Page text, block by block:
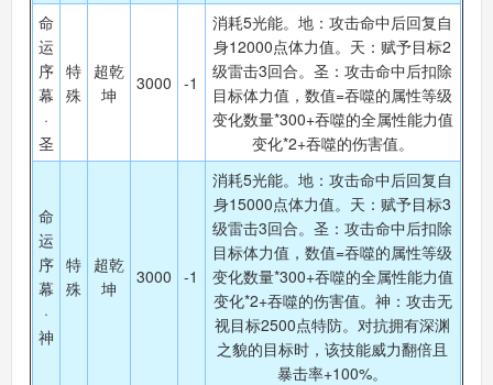
命
运
序
幕
·
圣
特
殊
超乾
坤
3000 -1
消耗5光能。地：攻击命中后回复自
身12000点体力值。天：赋予目标2
级雷击3回合。圣：攻击命中后扣除
目标体力值，数值=吞噬的属性等级
变化数量*300+吞噬的全属性能力值
变化*2+吞噬的伤害值。
命
运
序
幕
·
神
特
殊
超乾
坤
3000 -1
消耗5光能。地：攻击命中后回复自
身15000点体力值。天：赋予目标3
级雷击3回合。圣：攻击命中后扣除
目标体力值，数值=吞噬的属性等级
变化数量*300+吞噬的全属性能力值
变化*2+吞噬的伤害值。神：攻击无
视目标2500点特防。对抗拥有深渊
之貌的目标时，该技能威力翻倍且
暴击率+100%。